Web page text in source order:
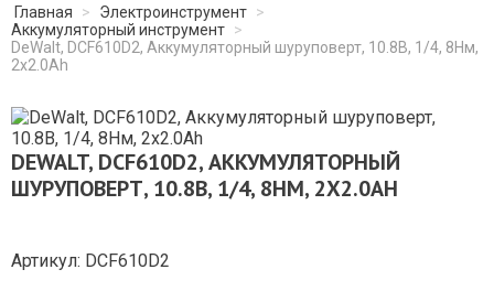
Главная > Электроинструмент >
Аккумуляторный инструмент >
DeWalt, DCF610D2, Аккумуляторный шуруповерт, 10.8В, 1/4, 8Нм,
2х2.0Ah
DEWALT, DCF610D2, АККУМУЛЯТОРНЫЙ
ШУРУПОВЕРТ, 10.8В, 1/4, 8НМ, 2Х2.0AH
Артикул: DCF610D2